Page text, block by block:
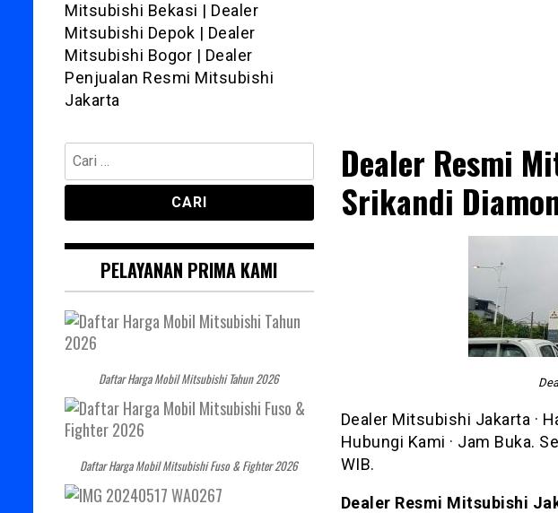
Mitsubishi Bekasi | Dealer
Mitsubishi Depok | Dealer
Mitsubishi Bogor | Dealer
Penjualan Resmi Mitsubishi
Jakarta
Dealer Resmi
Srikandi
Dealer Mitsubishi Jakarta ·
Hubungi Kami · Jam Buka.
WIB.
Dealer Resmi Mitsubishi
Cari
untuk:
PELAYANAN PRIMA KAMI
Daftar Harga Mobil Mitsubishi Tahun 2026
Daftar Harga Mobil Mitsubishi Fuso & Fighter 2026